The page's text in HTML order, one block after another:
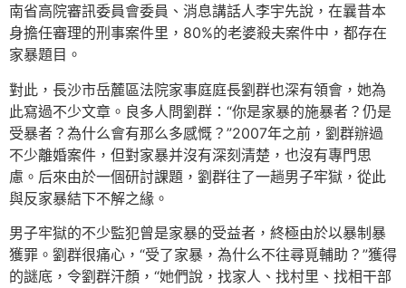
南省高院審訊委員會委員、消息講話人李宇先說，在曩昔本
身擔任審理的刑事案件里，80%的老婆殺夫案件中，都存在
家暴題目。
對此，長沙市岳麓區法院家事庭庭長劉群也深有領會，她為
此寫過不少文章。良多人問劉群：“你是家暴的施暴者？仍是
受暴者？為什么會有那么多感慨？”2007年之前，劉群辦過
不少離婚案件，但對家暴并沒有深刻清楚，也沒有專門思
慮。后來由於一個研討課題，劉群往了一趟男子牢獄，從此
與反家暴結下不解之緣。
男子牢獄的不少監犯曾是家暴的受益者，終極由於以暴制暴
獲罪。劉群很痛心，“受了家暴，為什么不往尋覓輔助？”獲得
的謎底，令劉群汗顏，“她們說，找家人、找村里、找相干部